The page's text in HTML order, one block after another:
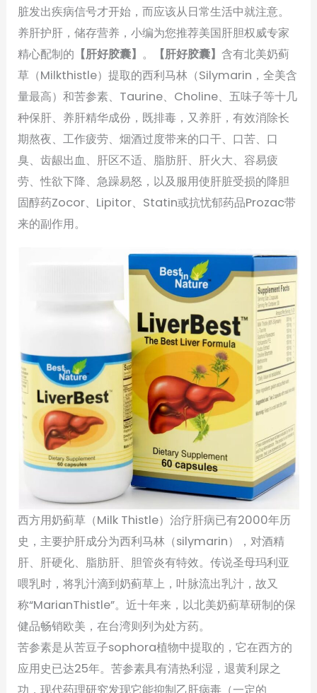
脏发出疾病信号才开始，而应该从日常生活中就注意。
养肝护肝，储存营养，小编为您推荐美国肝胆权威专家
精心配制的 【肝好胶囊】 。 【肝好胶囊】含有北美奶蓟
草（Milkthistle）提取的西利马林（Silymarin，全美含
量最高）和苦参素、Taurine、Choline、五味子等十几
种保肝、养肝精华成份，既排毒，又养肝，有效消除长
期熬夜、工作疲劳、烟酒过度带来的口干、口苦、口
臭、齿龈出血、肝区不适、脂肪肝、肝火大、容易疲
劳、性欲下降、急躁易怒，以及服用使肝脏受损的降胆
固醇药Zocor、Lipitor、Statin或抗忧郁药品Prozac带
来的副作用。
西方用奶蓟草（Milk Thistle）治疗肝病已有2000年历
史，主要护肝成分为西利马林（silymarin），对酒精
肝、肝硬化、脂肪肝、胆管炎有特效。传说圣母玛利亚
喂乳时，将乳汁滴到奶蓟草上，叶脉流出乳汁，故又
称“MarianThistle”。近十年来，以北美奶蓟草研制的保
健品畅销欧美，在台湾则列为处方药。
苦参素是从苦豆子sophora植物中提取的，它在西方的
应用史已达25年。苦参素具有清热利湿，退黄利尿之
功，现代药理研究发现它能抑制乙肝病毒（一定的